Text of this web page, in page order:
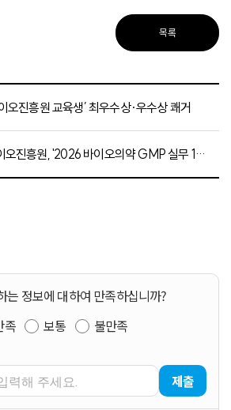
목록
오진흥원 교육생’ 최우수상·우수상 쾌거
전남바이오진흥원, '2026 바이오의약 GMP 실무 1차 과정' 수료식 성료
는 정보에 대하여 만족하십니까?
족 보통
불만족
제출